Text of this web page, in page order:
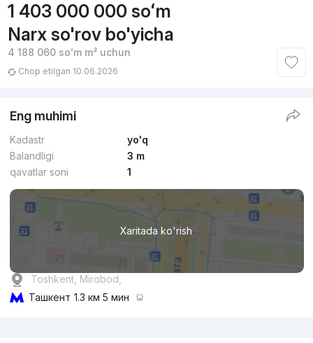
1 403 000 000 soʻm
Narx so'rov bo'yicha
4 188 060 soʻmm² uchun
Chop etilgan 10.06.2026
Eng muhimi
Kadastr
yo'q
Balandligi
3 m
qavatlar soni
1
Xaritada ko'rish
Toshkent, Mirobod,
Ташкент 1.3 км 5 мин